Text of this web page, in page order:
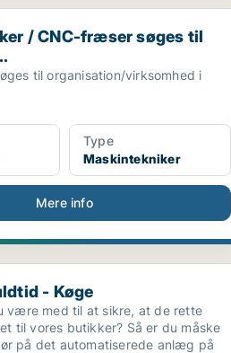
fræser søges til
/ CNC-fræser søges til
til organisation/virksomhed i
Type
Maskintekniker
Mere info
Køge
- Køge
være med til at sikre, at de rette
til vores butikker? Så er du måske
på det automatiserede anlæg på